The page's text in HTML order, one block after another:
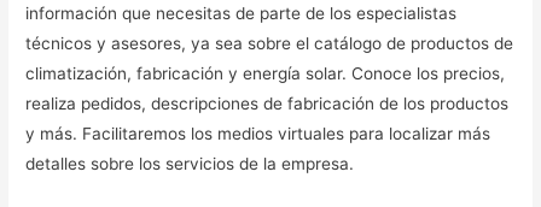
información que necesitas de parte de los especialistas
técnicos y asesores, ya sea sobre el catálogo de productos de
climatización, fabricación y energía solar. Conoce los precios,
realiza pedidos, descripciones de fabricación de los productos
y más. Facilitaremos los medios virtuales para localizar más
detalles sobre los servicios de la empresa.